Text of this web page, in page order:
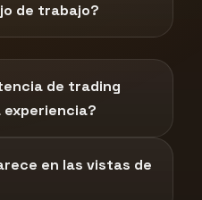
de trabajo?
de trading
experiencia?
en las vistas de